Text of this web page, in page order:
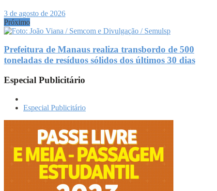
3 de agosto de 2026
Próximo
Prefeitura de Manaus realiza transbordo de 500
toneladas de resíduos sólidos dos últimos 30 dias
Especial Publicitário
Especial Publicitário